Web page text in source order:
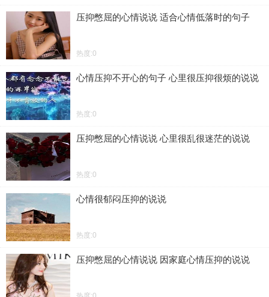
压抑憋屈的心情说说 适合心情低落时的句子
热度:0
心情压抑不开心的句子 心里很压抑很烦的说说
热度:0
压抑憋屈的心情说说 心里很乱很迷茫的说说
热度:0
心情很郁闷压抑的说说
热度:0
压抑憋屈的心情说说 因家庭心情压抑的说说